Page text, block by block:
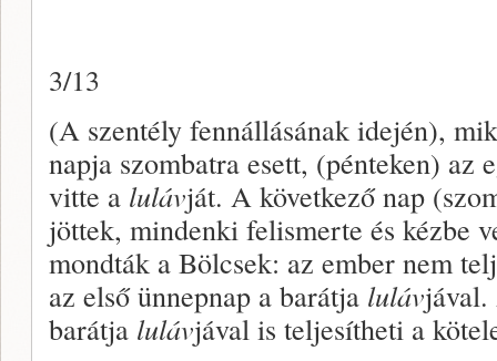
3/13
(A szentély fennállásának idején),
napja szombatra esett, (pénteken) az
vitte a lulávját. A következő nap
jöttek, mindenki felismerte és kézbe
mondták a Bölcsek: az ember nem
az első ünnepnap a barátja lulávjával.
barátja lulávjával is teljesítheti a